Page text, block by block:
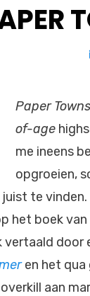
Paper Towns
of-age
me ineens
opgroeien,
te vinden.
het boek van
door
en het qua
aan